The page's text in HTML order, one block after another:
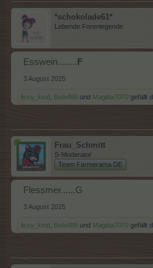
*schokolade61*
Lebende Forenlegende
Esswein........ F
3 August 2025
lissy_kind Bela486 und Magitta7070 gefällt
Frau_Schmitt
S-Moderator
Team Farmerama DE
Flessmer......G
3 August 2025
lissy_kind Bela486 und Magitta7070 gefällt